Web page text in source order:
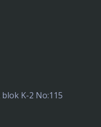
K-2 No:115